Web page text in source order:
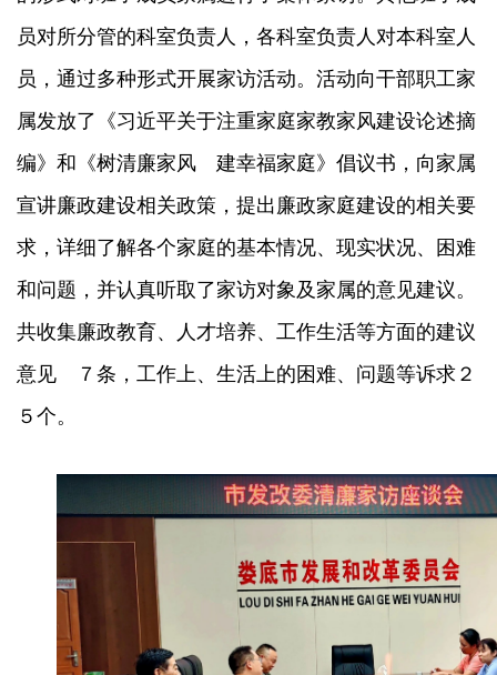
员对所分管的科室负责人，各科室负责人对本科室人
员，通过多种形式开展家访活动。活动向干部职工家
属发放了《习近平关于注重家庭家教家风建设论述摘
编》和《树清廉家风 建幸福家庭》倡议书，向家属
宣讲廉政建设相关政策，提出廉政家庭建设的相关要
求，详细了解各个家庭的基本情况、现实状况、困难
和问题，并认真听取了家访对象及家属的意见建议。
共收集廉政教育、人才培养、工作生活等方面的建议
意见 ７条，工作上、生活上的困难、问题等诉求２
５个。